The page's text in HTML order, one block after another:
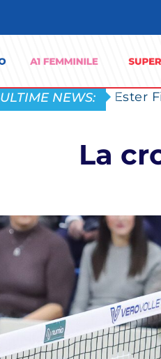
ULTIME NEWS: Ester
La